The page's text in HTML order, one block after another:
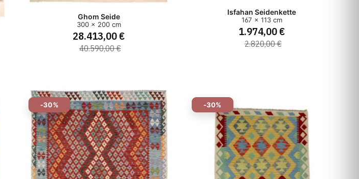
Ghom Seide
300 x 200 cm
28.413,00 €
40.590,00 €
Isfahan Seidenkette
167 x 113 cm
1.974,00 €
2.820,00 €
-30% -30%